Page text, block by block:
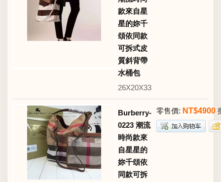
款來自星
星的妳千
頌依同款
可拆式皮
質斜背帶
水桶包
26X20X33
Burberry-
0223 潮流
時尚款來
自星星的
妳千頌依
同款可拆
零售價: NT$4900